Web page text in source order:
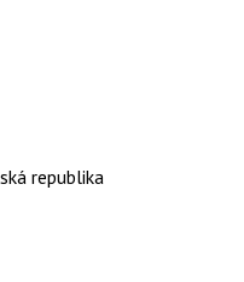
republika